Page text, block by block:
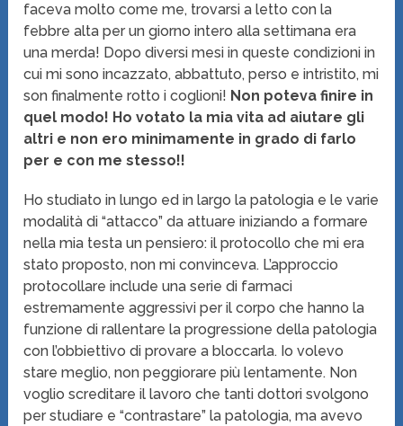
faceva molto come me, trovarsi a letto con la
febbre alta per un giorno intero alla settimana era
una merda! Dopo diversi mesi in queste condizioni in
cui mi sono incazzato, abbattuto, perso e intristito, mi
son finalmente rotto i coglioni! Non poteva finire in
quel modo! Ho votato la mia vita ad aiutare gli
altri e non ero minimamente in grado di farlo
per e con me stesso!!
Ho studiato in lungo ed in largo la patologia e le varie
modalità di “attacco” da attuare iniziando a formare
nella mia testa un pensiero: il protocollo che mi era
stato proposto, non mi convinceva. L’approccio
protocollare include una serie di farmaci
estremamente aggressivi per il corpo che hanno la
funzione di rallentare la progressione della patologia
con l’obbiettivo di provare a bloccarla. Io volevo
stare meglio, non peggiorare più lentamente. Non
voglio screditare il lavoro che tanti dottori svolgono
per studiare e “contrastare” la patologia, ma avevo